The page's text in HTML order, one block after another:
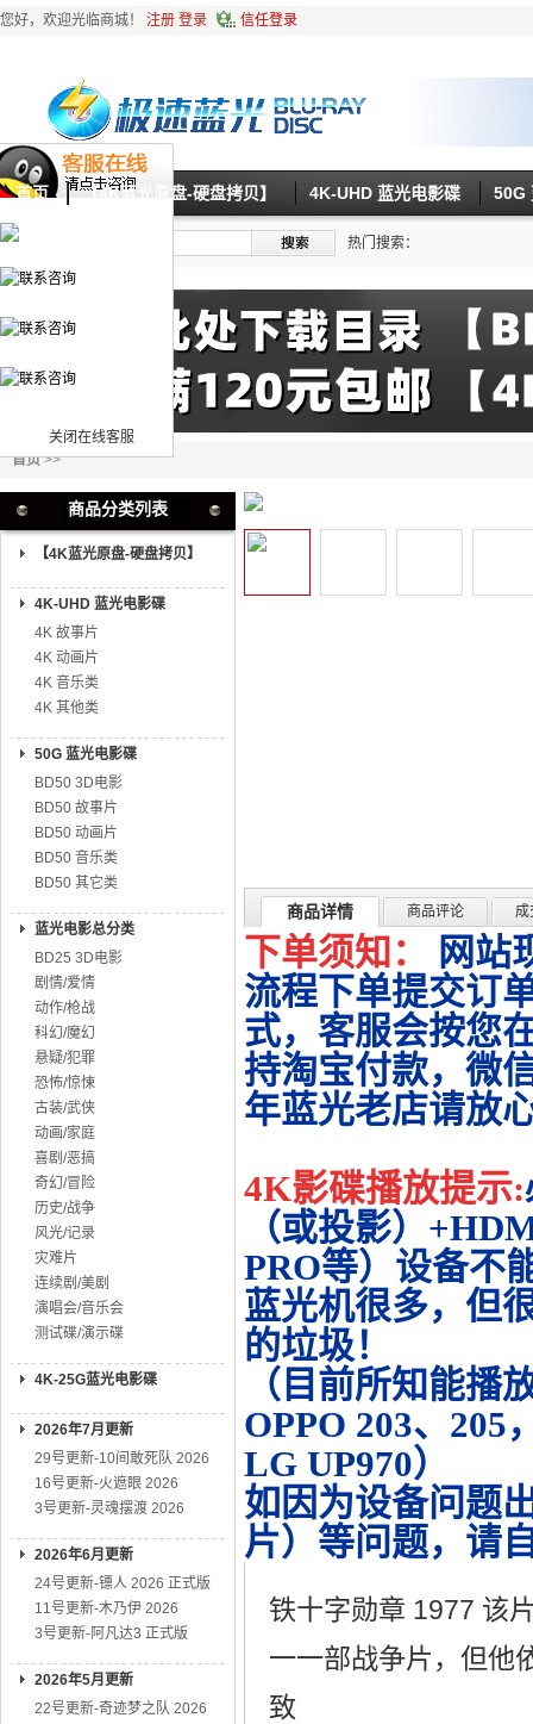
关闭在线客服
您好，欢迎光临商城！ 注册 登录 信任登录
首页 【4K蓝光原盘-硬盘拷贝】 4K-UHD 蓝光电影碟 50G
热门搜索：
首页>>
商品分类列表
【4K蓝光原盘-硬盘拷贝】
4K-UHD 蓝光电影碟
4K 故事片
4K 动画片
4K 音乐类
4K 其他类
50G 蓝光电影碟
BD50 3D电影
BD50 故事片
BD50 动画片
BD50 音乐类
BD50 其它类
蓝光电影总分类
BD25 3D电影
剧情/爱情
动作/枪战
科幻/魔幻
悬疑/犯罪
恐怖/惊悚
古装/武侠
动画/家庭
喜剧/恶搞
奇幻/冒险
历史/战争
风光/记录
灾难片
连续剧/美剧
演唱会/音乐会
测试碟/演示碟
4K-25G蓝光电影碟
2026年7月更新
29号更新-10间敢死队 2026
16号更新-火遮眼 2026
3号更新-灵魂摆渡 2026
2026年6月更新
24号更新-镖人 2026 正式版
11号更新-木乃伊 2026
3号更新-阿凡达3 正式版
2026年5月更新
22号更新-奇迹梦之队 2026
商品详情 商品评论 成
下单须知：
网站
流程下单提交订
式，客服会按您
持淘宝付款，微
年蓝光老店请放
4K影碟播放提示:
（或投影）
PRO等）设备不
蓝光机很多，但
的垃圾！
（目前所知能播
OPPO 203、205
LG UP970）
如因为设备问题
片）等问题，请
铁十字勋章 1977 该
一一部战争片，但他
致